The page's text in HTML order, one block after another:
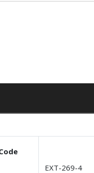
EXT-269-4